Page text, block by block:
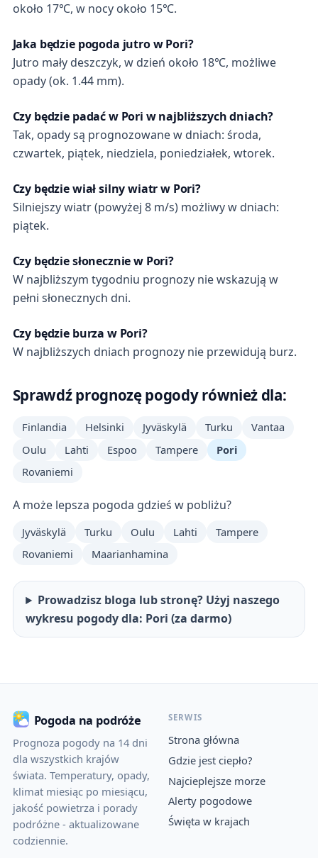
około 17℃, w nocy około 15℃.
Jaka będzie pogoda jutro w Pori?
Jutro mały deszczyk, w dzień około 18℃, możliwe
opady (ok. 1.44 mm).
Czy będzie padać w Pori w najbliższych dniach?
Tak, opady są prognozowane w dniach: środa,
czwartek, piątek, niedziela, poniedziałek, wtorek.
Czy będzie wiał silny wiatr w Pori?
Silniejszy wiatr (powyżej 8 m/s) możliwy w dniach:
piątek.
Czy będzie słonecznie w Pori?
W najbliższym tygodniu prognozy nie wskazują w
pełni słonecznych dni.
Czy będzie burza w Pori?
W najbliższych dniach prognozy nie przewidują burz.
Sprawdź prognozę pogody również dla:
Finlandia Helsinki Jyväskylä Turku
Vantaa
Oulu
Lahti Espoo Tampere
Pori
Rovaniemi
A może lepsza pogoda gdzieś w pobliżu?
Jyväskylä Turku Oulu Lahti
Tampere
Rovaniemi
Maarianhamina
Prowadzisz bloga lub stronę? Użyj naszego
wykresu pogody dla: Pori (za darmo)
Pogoda na podróże
Prognoza pogody na 14 dni
dla wszystkich krajów
świata. Temperatury, opady,
klimat miesiąc po miesiącu,
jakość powietrza i porady
podróżne - aktualizowane
codziennie.
SERWIS
Strona główna
Gdzie jest ciepło?
Najcieplejsze morze
Alerty pogodowe
Święta w krajach